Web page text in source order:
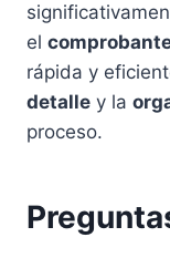
el
rápida y
detalle y la
proceso.